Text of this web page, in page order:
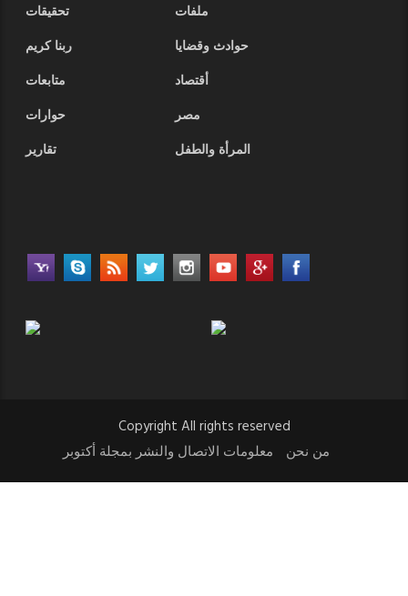
ملفات
تحقيقات
حوادث وقضايا
ربنا كريم
أقتصاد
متابعات
مصر
حوارات
المرأة والطفل
تقارير
Copyright All rights reserved
من نحن
معلومات الاتصال والنشر بمجلة أكتوبر